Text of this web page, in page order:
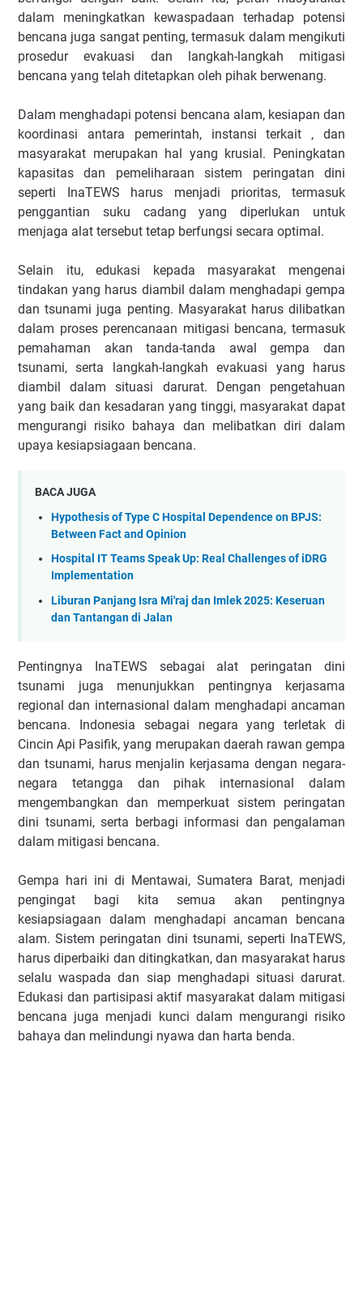
dalam meningkatkan kewaspadaan terhadap potensi
bencana juga sangat penting, termasuk dalam mengikuti
prosedur evakuasi dan langkah-langkah mitigasi
bencana yang telah ditetapkan oleh pihak berwenang.
Dalam menghadapi potensi bencana alam, kesiapan dan
koordinasi antara pemerintah, instansi terkait , dan
masyarakat merupakan hal yang krusial. Peningkatan
kapasitas dan pemeliharaan sistem peringatan dini
seperti InaTEWS harus menjadi prioritas, termasuk
penggantian suku cadang yang diperlukan untuk
menjaga alat tersebut tetap berfungsi secara optimal.
Selain itu, edukasi kepada masyarakat mengenai
tindakan yang harus diambil dalam menghadapi gempa
dan tsunami juga penting. Masyarakat harus dilibatkan
dalam proses perencanaan mitigasi bencana, termasuk
pemahaman akan tanda-tanda awal gempa dan
tsunami, serta langkah-langkah evakuasi yang harus
diambil dalam situasi darurat. Dengan pengetahuan
yang baik dan kesadaran yang tinggi, masyarakat dapat
mengurangi risiko bahaya dan melibatkan diri dalam
upaya kesiapsiagaan bencana.
BACA JUGA
Hypothesis of Type C Hospital Dependence on BPJS:
Between Fact and Opinion
Hospital IT Teams Speak Up: Real Challenges of iDRG
Implementation
Liburan Panjang Isra Mi'raj dan Imlek 2025: Keseruan
dan Tantangan di Jalan
Pentingnya InaTEWS sebagai alat peringatan dini
tsunami juga menunjukkan pentingnya kerjasama
regional dan internasional dalam menghadapi ancaman
bencana. Indonesia sebagai negara yang terletak di
Cincin Api Pasifik, yang merupakan daerah rawan gempa
dan tsunami, harus menjalin kerjasama dengan negara-
negara tetangga dan pihak internasional dalam
mengembangkan dan memperkuat sistem peringatan
dini tsunami, serta berbagi informasi dan pengalaman
dalam mitigasi bencana.
Gempa hari ini di Mentawai, Sumatera Barat, menjadi
pengingat bagi kita semua akan pentingnya
kesiapsiagaan dalam menghadapi ancaman bencana
alam. Sistem peringatan dini tsunami, seperti InaTEWS,
harus diperbaiki dan ditingkatkan, dan masyarakat harus
selalu waspada dan siap menghadapi situasi darurat.
Edukasi dan partisipasi aktif masyarakat dalam mitigasi
bencana juga menjadi kunci dalam mengurangi risiko
bahaya dan melindungi nyawa dan harta benda.